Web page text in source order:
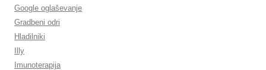
Google oglaševanje
Gradbeni odri
Hladilniki
Illy
Imunoterapija